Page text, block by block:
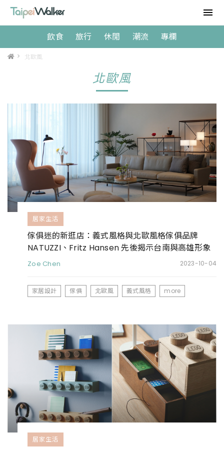
飲食 旅行 休閒 潮流 專欄
> 北歐風
北歐風
居家生活
傢俱迷的新逛店：義式風格與北歐風格傢俱品牌
NATUZZI、Fritz Hansen 先後揭示台南與高雄形象
新店
Zoe Chen 2023-10-04
家居設計 傢俱 北歐風 義式風格 more
居家生活